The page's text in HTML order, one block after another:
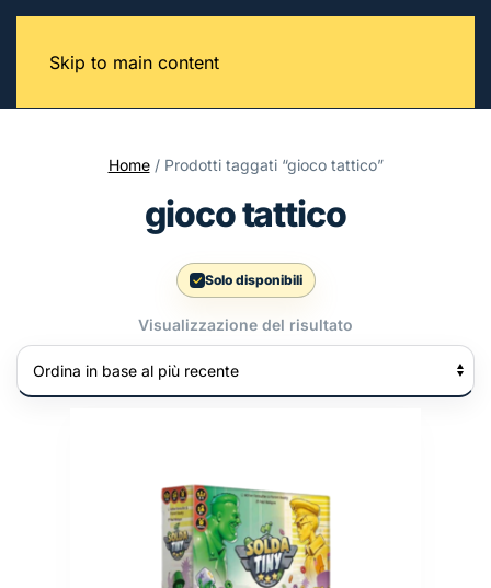
Skip to main content
Home/ Prodotti taggati “gioco tattico”
gioco tattico
Solo disponibili
Visualizzazione del risultato